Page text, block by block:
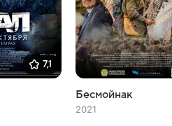
7,1
Бесмойнак
2021